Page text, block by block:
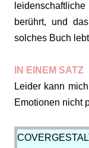
berührt, und
solches Buch
IN EINEM SATZ
Leider kann
Emotionen nicht